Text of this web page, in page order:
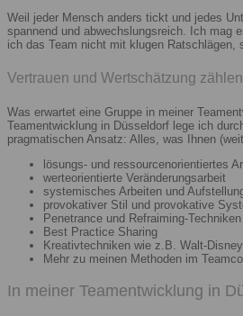
Weil jeder Mensch anders tickt und jedes
spannend und abwechslungsreich. Ich mag
ich das Team nicht mit klugen Ratschlägen,
Vertrauen und Wertschätzung
Was erwartet eine Gruppe in meiner
Teamentwicklung in Düsseldorf lege ich
pragmatischen Ansatz: Alles, was Ihnen
lösungs- und ressourcenorientiertes
werteorientierte Veränderungsarbeit
systemisches Arbeiten und
provokativer Stil und provokative
Penetrance und Refraiming-Techniken
Best Practice Sharing
Kreativtechniken wie z.B. Walt-
Mehr zu meinen Methoden im
In meiner Teamentwicklung in